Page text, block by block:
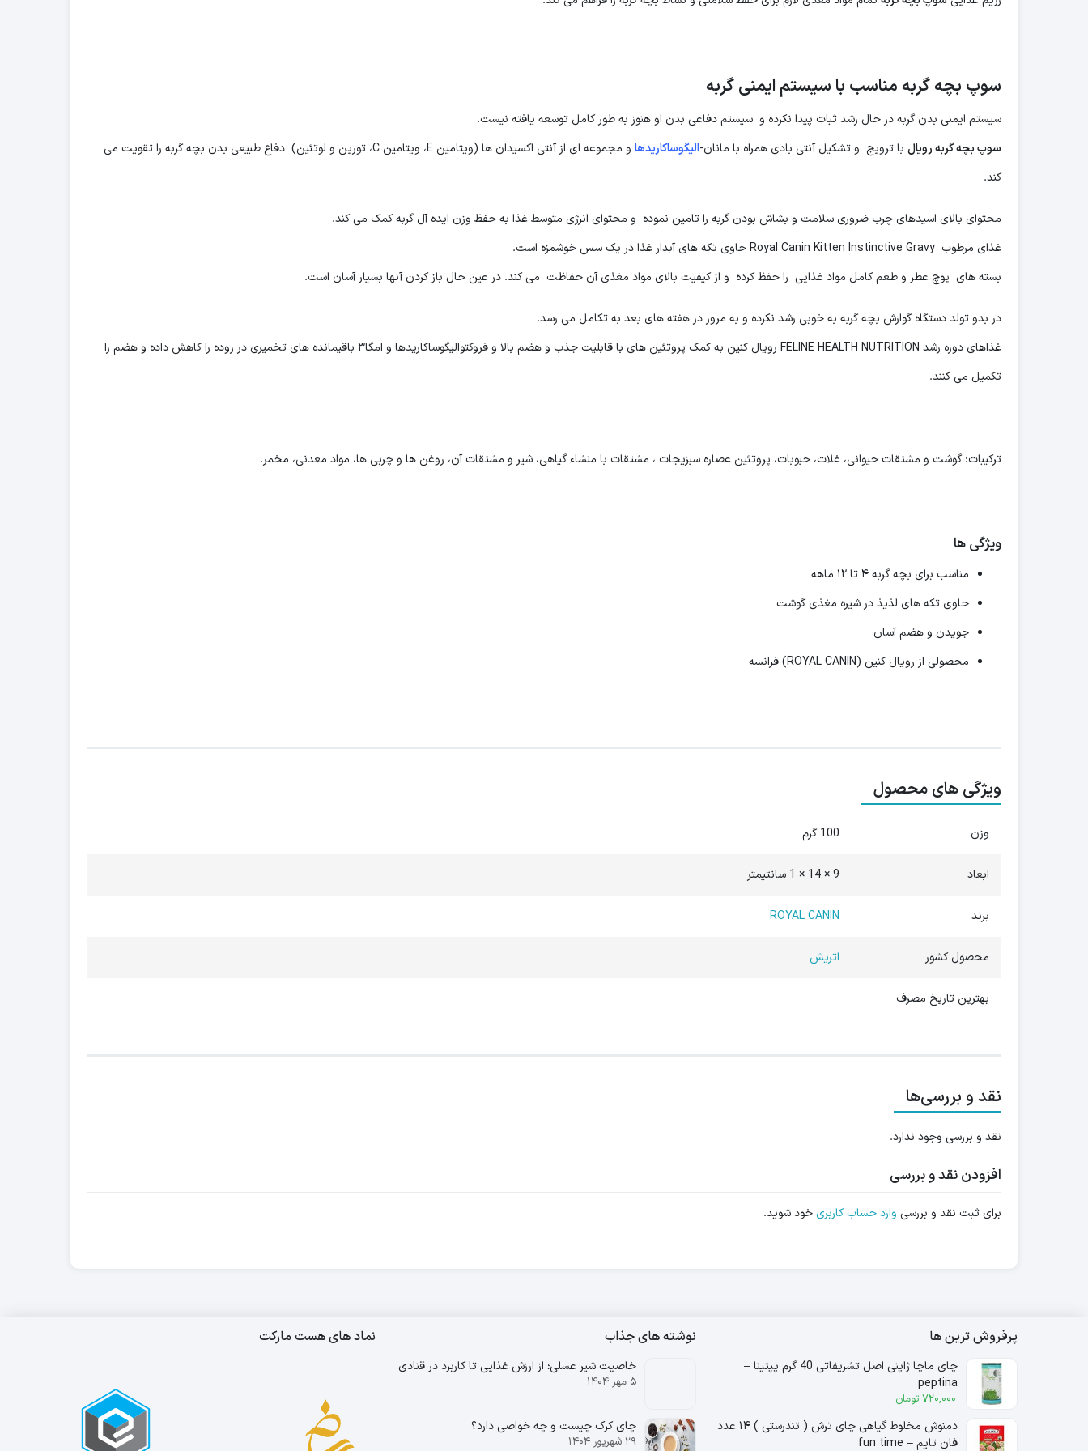
سوپ بچه گربه مناسب با سیستم ایمنی گربه
سیستم ایمنی بدن گربه در حال رشد ثبات پیدا نکرده و سیستم دفاعی بدن او هنوز به طور کامل توسعه یافته نیست.
سوپ بچه گربه رویال با ترویج و تشکیل آنتی بادی همراه با مانان-الیگوساکاریدها
و مجموعه ای از آنتی اکسیدان ها (ویتامین E، ویتامین C، تورین و لوتئین) دفاع طبیعی بدن بچه گربه را تقویت می
کند.
محتوای بالای اسیدهای چرب ضروری سلامت و بشاش بودن گربه را تامین نموده و محتوای انرژی متوسط غذا به حفظ وزن ایده آل گربه کمک می کند.
غذای مرطوب Royal Canin Kitten Instinctive Gravy حاوی تکه های آبدار غذا در یک سس خوشمزه است.
بسته های پوچ عطر و طعم کامل مواد غذایی را حفظ کرده و از کیفیت بالای مواد مغذی آن حفاظت می کند. در عین حال باز کردن آنها بسیار آسان است.
در بدو تولد دستگاه گوارش بچه گربه به خوبی رشد نکرده و به مرور در هفته های بعد به تکامل می رسد.
غذاهای دوره رشد FELINE HEALTH NUTRITION رویال کنین به کمک پروتئین های با قابلیت جذب و هضم بالا و فروکتوالیگوساکاریدها و امگا۳ باقیمانده های تخمیری در روده را کاهش داده و هضم را
تکمیل می کنند.
ترکیبات: گوشت و مشتقات حیوانی، غلات، حبوبات، پروتئین عصاره سبزیجات ، مشتقات با منشاء گیاهی، شیر و مشتقات آن، روغن ها و چربی ها، مواد معدنی، مخمر.
ویژگی ها
مناسب برای بچه گربه ۴ تا ۱۲ ماهه
حاوی تکه های لذیذ در شیره مغذی گوشت
جویدن و هضم آسان
محصولی از رویال کنین (ROYAL CANIN) فرانسه
ویژگی های محصول
وزن 100 گرم
ابعاد 9 × 14 × 1 سانتیمتر
برند ROYAL CANIN
محصول کشور اتریش
بهترین تاریخ مصرف
نقد و بررسی‌ها
نقد و بررسی وجود ندارد.
افزودن نقد و بررسی
برای ثبت نقد و بررسی وارد حساب کاربریخود شوید.
پرفروش ترین ها
چای ماچا ژاپنی اصل تشریفاتی 40 گرم پپتینا –
peptina
720,000 تومان
دمنوش مخلوط گیاهی چای ترش ( تندرستی ) ۱۴ عدد
فان تایم – fun time
نوشته های جذاب
خاصیت شیر عسلی؛ از ارزش غذایی تا کاربرد در قنادی
۵ مهر ۱۴۰۴
چای کرک چیست و چه خواصی دارد؟
۲۹ شهریور ۱۴۰۴
نماد های هست مارکت